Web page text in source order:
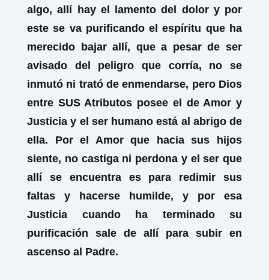
algo, allí hay el lamento del dolor y por
este se va purificando el espíritu que ha
merecido bajar allí, que a pesar de ser
avisado del peligro que corría, no se
inmutó ni trató de enmendarse, pero Dios
entre SUS Atributos posee el de Amor y
Justicia y el ser humano está al abrigo de
ella. Por el Amor que hacia sus hijos
siente, no castiga ni perdona y el ser que
allí se encuentra es para redimir sus
faltas y hacerse humilde, y por esa
Justicia cuando ha terminado su
purificación sale de allí para subir en
ascenso al Padre.